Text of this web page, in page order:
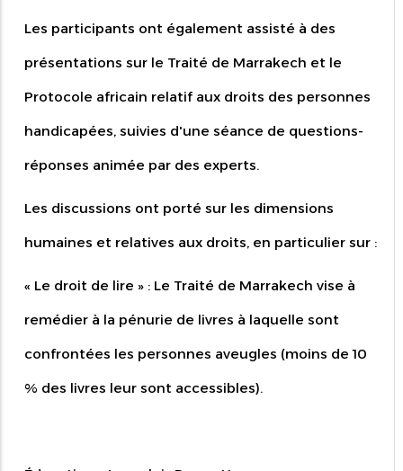
Les participants ont également assisté à des
présentations sur le Traité de Marrakech et le
Protocole africain relatif aux droits des personnes
handicapées, suivies d'une séance de questions-
réponses animée par des experts.
Les discussions ont porté sur les dimensions
humaines et relatives aux droits, en particulier sur :
« Le droit de lire » : Le Traité de Marrakech vise à
remédier à la pénurie de livres à laquelle sont
confrontées les personnes aveugles (moins de 10
% des livres leur sont accessibles).